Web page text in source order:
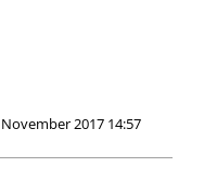
2017 14:57